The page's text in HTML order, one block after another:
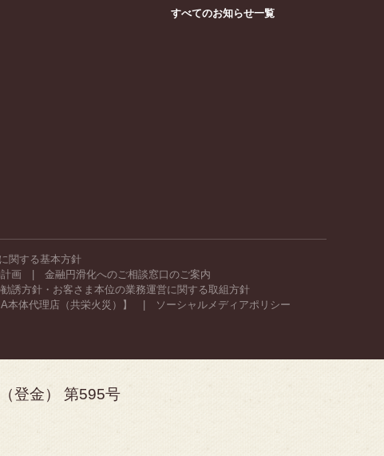
すべてのお知らせ一覧
関する基本方針
画
金融円滑化へのご相談窓口のご案内
誘方針・お客さま本位の業務運営に関する取組方針
本体代理店（共栄火災）】
ソーシャルメディアポリシー
金） 第595号